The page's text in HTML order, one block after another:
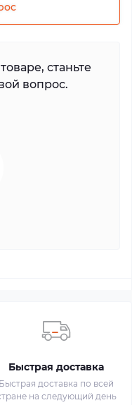
станьте
вопрос.
Быстрая доставка
Быстрая доставка по всей
на следующий день